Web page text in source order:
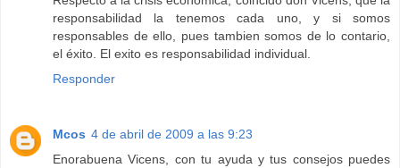
responsabilidad la tenemos cada uno, y si somos
responsables de ello, pues tambien somos de lo contario,
el éxito. El exito es responsabilidad individual.
Responder
Mcos 4 de abril de 2009 a las 9:23
Enorabuena Vicens, con tu ayuda y tus consejos puedes